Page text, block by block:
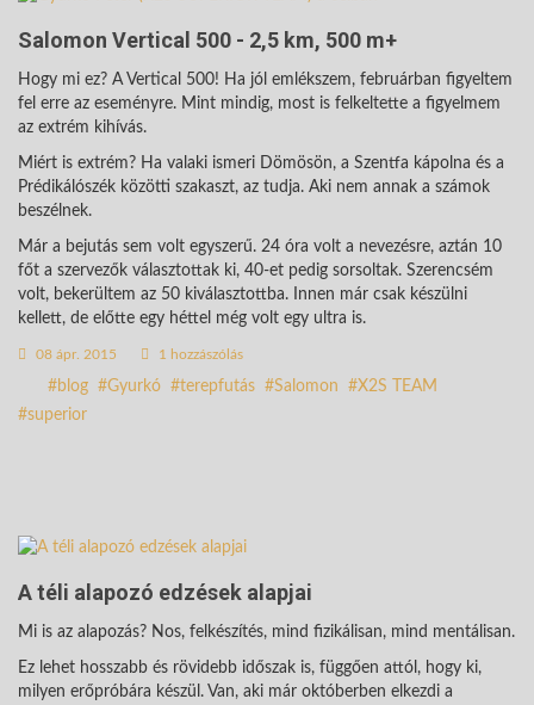
Salomon Vertical 500 - 2,5 km, 500 m+
Hogy mi ez? A Vertical 500! Ha jól emlékszem, februárban figyeltem
fel erre az eseményre. Mint mindig, most is felkeltette a figyelmem
az extrém kihívás.
Miért is extrém? Ha valaki ismeri Dömösön, a Szentfa kápolna és a
Prédikálószék közötti szakaszt, az tudja. Aki nem annak a számok
beszélnek.
Már a bejutás sem volt egyszerű. 24 óra volt a nevezésre, aztán 10
főt a szervezők választottak ki, 40-et pedig sorsoltak. Szerencsém
volt, bekerültem az 50 kiválasztottba. Innen már csak készülni
kellett, de előtte egy héttel még volt egy ultra is.
08 ápr. 2015 1 hozzászólás
blog Gyurkó terepfutás Salomon
X2S TEAM
superior
A téli alapozó edzések alapjai
Mi is az alapozás? Nos, felkészítés, mind fizikálisan, mind mentálisan.
Ez lehet hosszabb és rövidebb időszak is, függően attól, hogy ki,
milyen erőpróbára készül. Van, aki már októberben elkezdi a